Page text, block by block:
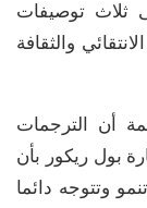
ثلاث توصيفات
والثقافة
أن الترجمات
بول ريكور بأن
وتتوجه دائما